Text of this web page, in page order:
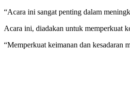
“Acara ini sangat penting dalam
Acara ini, diadakan untuk memperkuat
“Memperkuat keimanan dan kesadaran